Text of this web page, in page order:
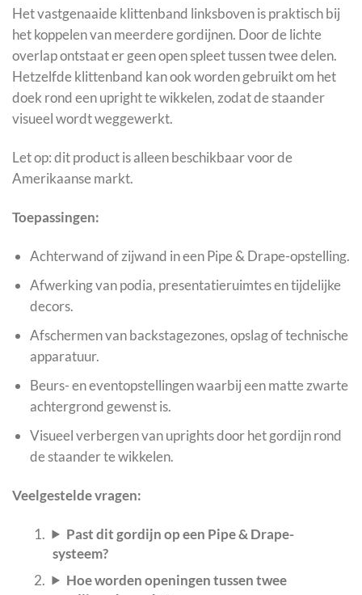
Het vastgenaaide klittenband linksboven is praktisch bij
het koppelen van meerdere gordijnen. Door de lichte
overlap ontstaat er geen open spleet tussen twee delen.
Hetzelfde klittenband kan ook worden gebruikt om het
doek rond een upright te wikkelen, zodat de staander
visueel wordt weggewerkt.
Let op: dit product is alleen beschikbaar voor de
Amerikaanse markt.
Toepassingen:
Achterwand of zijwand in een Pipe & Drape-opstelling.
Afwerking van podia, presentatieruimtes en tijdelijke
decors.
Afschermen van backstagezones, opslag of technische
apparatuur.
Beurs- en eventopstellingen waarbij een matte zwarte
achtergrond gewenst is.
Visueel verbergen van uprights door het gordijn rond
de staander te wikkelen.
Veelgestelde vragen:
Past dit gordijn op een Pipe & Drape-
systeem?
Hoe worden openingen tussen twee